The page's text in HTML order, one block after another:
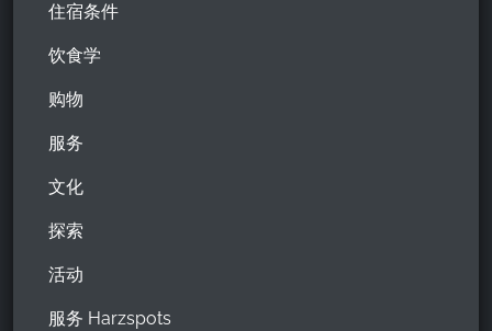
住宿条件
饮食学
购物
服务
文化
探索
活动
服务 Harzspots